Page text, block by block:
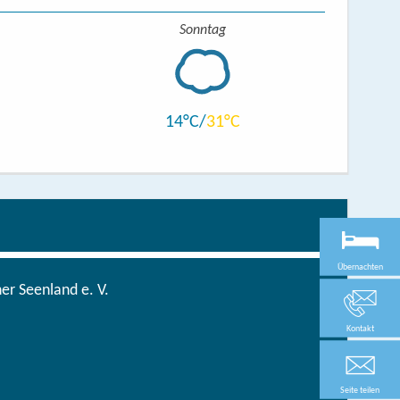
Sonntag
14 31
Seenland e. V.
Übernachten
Kontakt
Seite teilen